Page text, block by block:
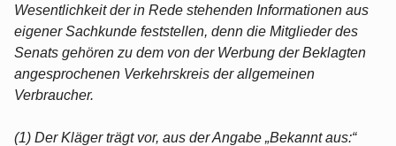
Wesentlichkeit der in Rede stehenden Informationen aus
eigener Sachkunde feststellen, denn die Mitglieder des
Senats gehören zu dem von der Werbung der Beklagten
angesprochenen Verkehrskreis der allgemeinen
Verbraucher.
(1) Der Kläger trägt vor, aus der Angabe „Bekannt aus:“